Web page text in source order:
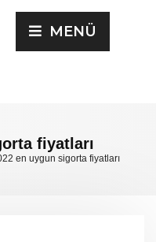
MENÜ
fiyatları
en uygun sigorta fiyatları